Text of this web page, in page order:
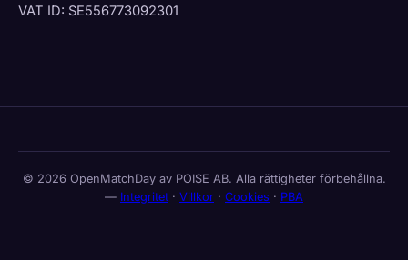
VAT ID: SE556773092301
© 2026 OpenMatchDay av POISE AB. Alla rättigheter förbehållna.
— Integritet · Villkor · Cookies · PBA